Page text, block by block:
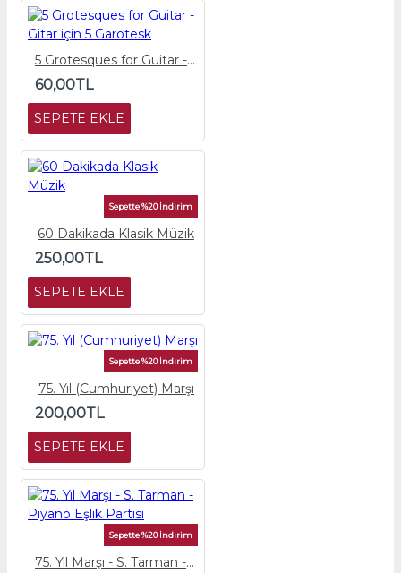
5 Grotesques for Guitar - Gitar için 5 Garotesk
60,00TL
SEPETE EKLE
Sepette %20 İndirim
60 Dakikada Klasik Müzik
250,00TL
SEPETE EKLE
Sepette %20 İndirim
75. Yıl (Cumhuriyet) Marşı
200,00TL
SEPETE EKLE
Sepette %20 İndirim
75. Yıl Marşı - S. Tarman - Piyano Eşlik Partisi